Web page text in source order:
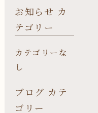
お知らせ カ
テゴリー
カテゴリーな
し
ブログ カテ
ゴリー